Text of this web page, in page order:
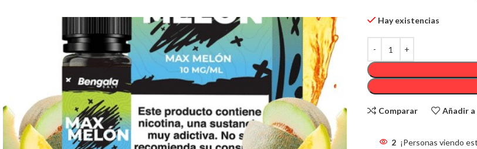
Hay existencias
Comparar Añadir
2 ¡Personas viendo